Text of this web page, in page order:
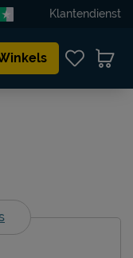
Klantendienst